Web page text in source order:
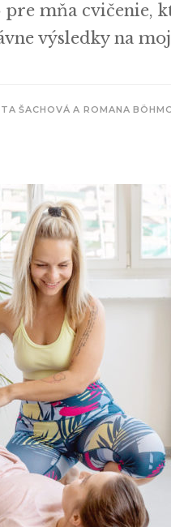
pre mňa cvičenie,
výsledky na
ŠACHOVÁ A ROMANA